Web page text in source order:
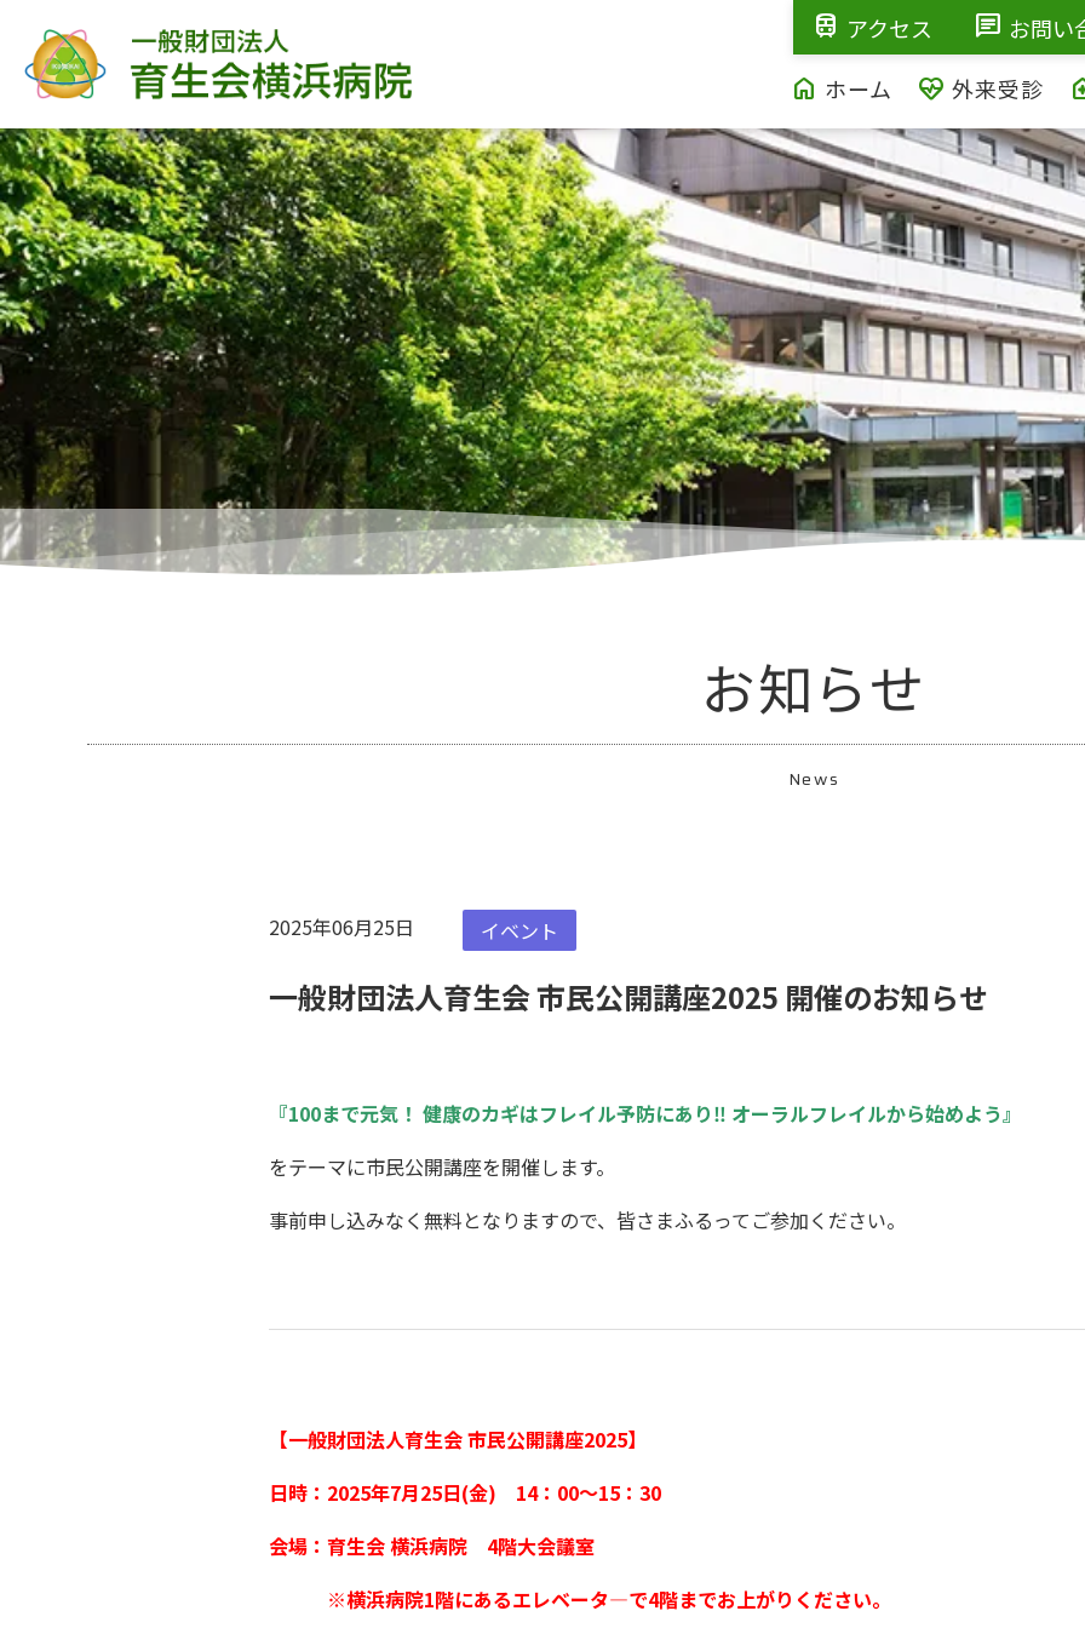
home ホーム ecg_heart 外来受診
お知らせ
News
2025年06月25日 イベント
一般財団法人育生会 市民公開講座2025 開催のお知らせ
『100まで元気！ 健康のカギはフレイル予防にあり‼ オーラルフレイルから始めよう』
をテーマに市民公開講座を開催します。
事前申し込みなく無料となりますので、皆さまふるってご参加ください。
【一般財団法人育生会 市民公開講座2025】
日時：2025年7月25日(金) 14：00～15：30
会場：育生会 横浜病院 4階大会議室
※横浜病院1階にあるエレベータ―で4階までお上がりください。
train アクセス chat お問い